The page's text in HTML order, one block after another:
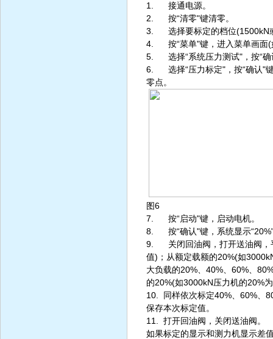
1. 接通电源。
2. 按“清零"键清零。
3. 选择要标定的档位(1500kN
4. 按“菜单"键，进入菜单画面(
5. 选择“系统压力测试"，按“确
6. 选择“压力标定"，按“确认"键
零点。
图6
7. 按“启动"键，启动电机。
8. 按“确认"键，系统显示
9. 关闭回油阀，打开送油阀，
值)；从额定载额的20%(如
大负载的20%、40%、60%、
的20%(如3000kN压力机的20%
10. 同样依次标定40%、60%、
保存本次标定值。
11. 打开回油阀，关闭送油阀。
如果标定的显示和测力机显示差